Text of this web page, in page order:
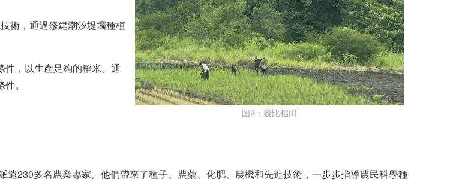
術，通過修建潮汐堤壩種植
，以生產足夠的稻米。通
。
图2：幾比稻田
230多名農業專家。他們帶來了種子、農藥、化肥、農機和先進技術，一步步指導農民科學種